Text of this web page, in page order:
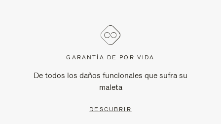
GARANTÍA DE POR VIDA
De todos los daños funcionales que sufra su
maleta
DESCUBRIR